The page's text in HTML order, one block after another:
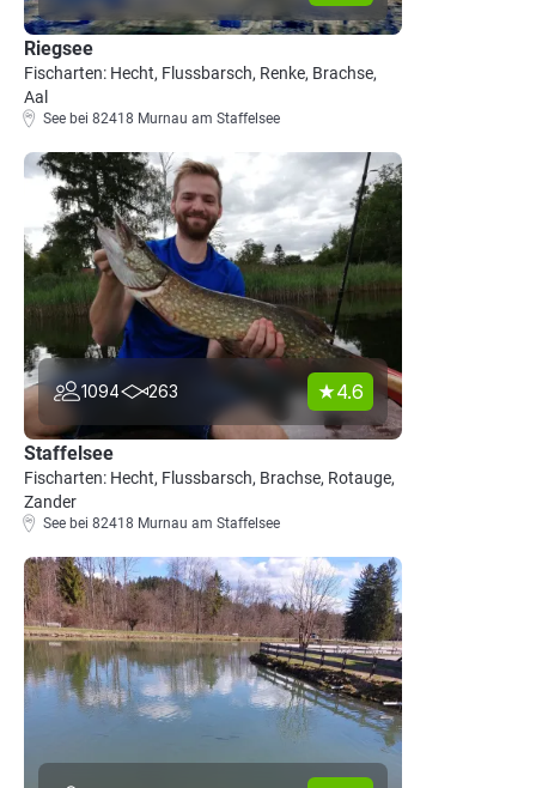
Riegsee
Fischarten: Hecht, Flussbarsch, Renke, Brachse,
Aal
See bei 82418 Murnau am Staffelsee
1094 263 4.6
Staffelsee
Fischarten: Hecht, Flussbarsch, Brachse, Rotauge,
Zander
See bei 82418 Murnau am Staffelsee